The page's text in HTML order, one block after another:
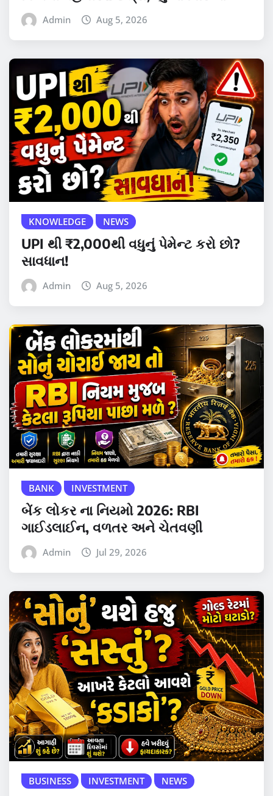
Admin Aug 5, 2026
KNOWLEDGE NEWS
UPI થી ₹2,000થી વધુનું પેમેન્ટ કરો છો?
સાવધાન!
Admin Aug 5, 2026
BANK INVESTMENT
બેંક લોકર ના નિયમો 2026: RBI
ગાઈડલાઈન, વળતર અને ચેતવણી
Admin Jul 29, 2026
BUSINESS INVESTMENT NEWS